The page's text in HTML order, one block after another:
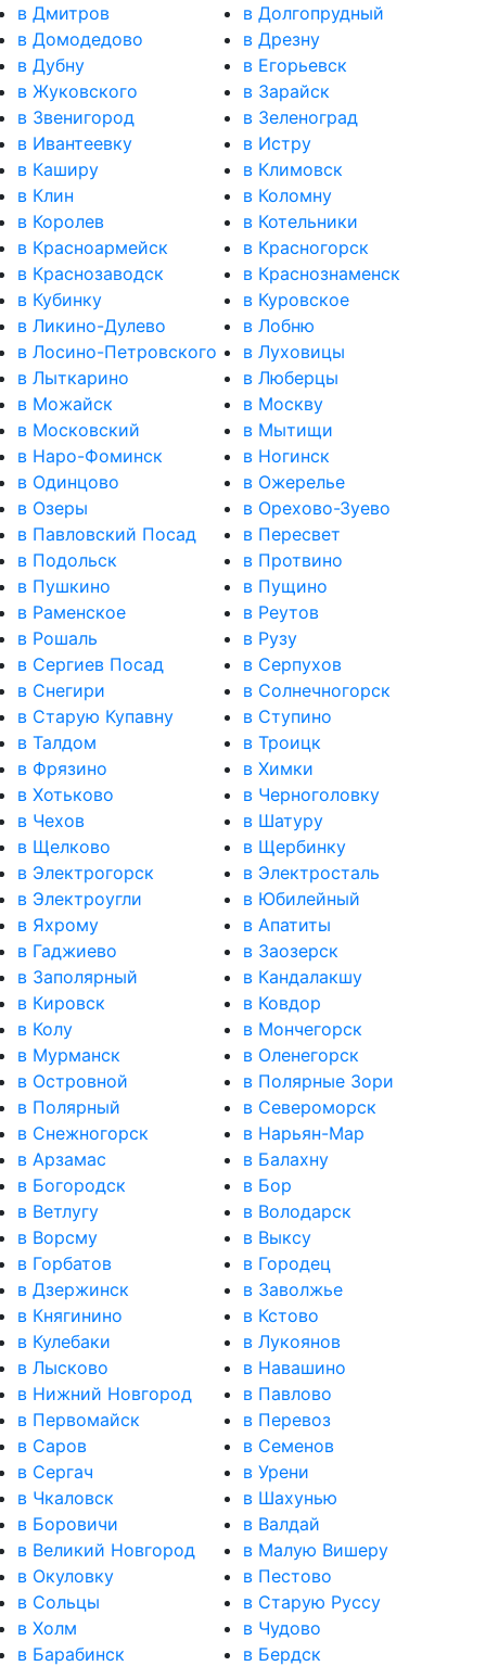
в Дмитров
в Долгопрудный
в Домодедово
в Дрезну
в Дубну
в Егорьевск
в Жуковского
в Зарайск
в Звенигород
в Зеленоград
в Ивантеевку
в Истру
в Каширу
в Климовск
в Клин
в Коломну
в Королев
в Котельники
в Красноармейск
в Красногорск
в Краснозаводск
в Краснознаменск
в Кубинку
в Куровское
в Ликино-Дулево
в Лобню
в Лосино-Петровского
в Луховицы
в Лыткарино
в Люберцы
в Можайск
в Москву
в Московский
в Мытищи
в Наро-Фоминск
в Ногинск
в Одинцово
в Ожерелье
в Озеры
в Орехово-Зуево
в Павловский Посад
в Пересвет
в Подольск
в Протвино
в Пушкино
в Пущино
в Раменское
в Реутов
в Рошаль
в Рузу
в Сергиев Посад
в Серпухов
в Снегири
в Солнечногорск
в Старую Купавну
в Ступино
в Талдом
в Троицк
в Фрязино
в Химки
в Хотьково
в Черноголовку
в Чехов
в Шатуру
в Щелково
в Щербинку
в Электрогорск
в Электросталь
в Электроугли
в Юбилейный
в Яхрому
в Апатиты
в Гаджиево
в Заозерск
в Заполярный
в Кандалакшу
в Кировск
в Ковдор
в Колу
в Мончегорск
в Мурманск
в Оленегорск
в Островной
в Полярные Зори
в Полярный
в Североморск
в Снежногорск
в Нарьян-Мар
в Арзамас
в Балахну
в Богородск
в Бор
в Ветлугу
в Володарск
в Ворсму
в Выксу
в Горбатов
в Городец
в Дзержинск
в Заволжье
в Княгинино
в Кстово
в Кулебаки
в Лукоянов
в Лысково
в Навашино
в Нижний Новгород
в Павлово
в Первомайск
в Перевоз
в Саров
в Семенов
в Сергач
в Урени
в Чкаловск
в Шахунью
в Боровичи
в Валдай
в Великий Новгород
в Малую Вишеру
в Окуловку
в Пестово
в Сольцы
в Старую Руссу
в Холм
в Чудово
в Барабинск
в Бердск